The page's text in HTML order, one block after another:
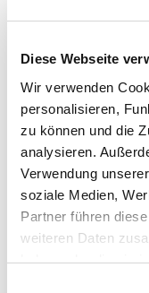
Diese Webseite
Wir verwenden
personalisieren,
zu können und die
analysieren.
Verwendung
soziale Medien,
Partner führen
weiteren Daten
haben oder die sie
einer Umfrage des
Nationalratswahl für
Das waren die
2024 –
FPÖ mit Thema
Asyl